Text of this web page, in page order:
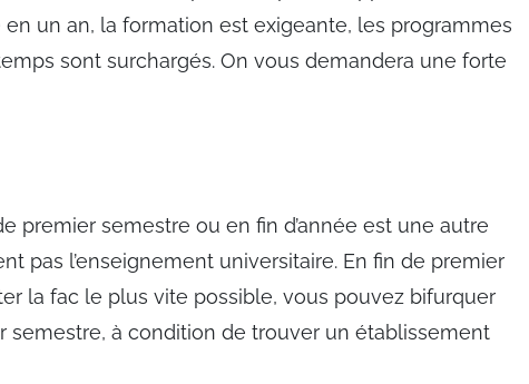
un an, la formation est exigeante, les programmes
sont surchargés. On vous demandera une forte
premier semestre ou en fin d’année est une autre
pas l’enseignement universitaire. En fin de premier
la fac le plus vite possible, vous pouvez bifurquer
semestre, à condition de trouver un établissement